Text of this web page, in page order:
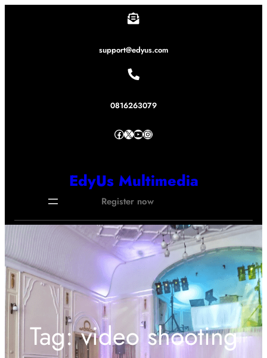
support@edyus.com
0816263079
Facebook X YouTube Instagram
EdyUs Multimedia
Register now
Tag:video shooting